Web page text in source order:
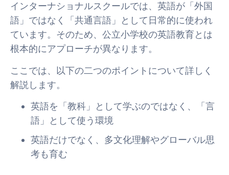
インターナショナルスクールでは、英語が「外国
語」ではなく「共通言語」として日常的に使われ
ています。そのため、公立小学校の英語教育とは
根本的にアプローチが異なります。
ここでは、以下の二つのポイントについて詳しく
解説します。
英語を「教科」として学ぶのではなく、「言
語」として使う環境
英語だけでなく、多文化理解やグローバル思
考も育む